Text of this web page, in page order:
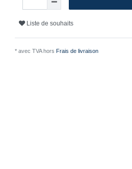
Liste de souhaits
* avec TVA hors Frais de livraison